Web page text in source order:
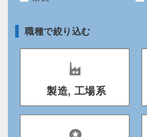
職種で絞り込む
製造, 工場系